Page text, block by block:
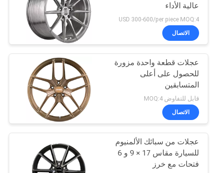
عالية الأداء
USD 300-600/per piece MOQ:4
الاتصال
عجلات قطعة واحدة مزورة
للحصول على أعلى
المتسابقين
قابل للتفاوض MOQ:4
الاتصال
عجلات من سبائك الألمنيوم
للسيارة مقاس 17 × 9 و 6
فتحات مع خرز